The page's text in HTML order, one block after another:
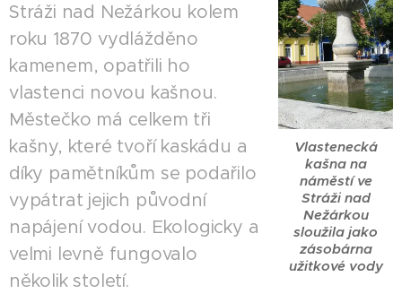
Vlastenecká
kašna na
náměstí ve
Stráži nad
Nežárkou
sloužila jako
zásobárna
užitkové vody
Stráži nad Nežárkou kolem
roku 1870 vydlážděno
kamenem, opatřili ho
vlastenci novou kašnou.
Městečko má celkem tři
kašny, které tvoří kaskádu a
díky pamětníkům se podařilo
vypátrat jejich původní
napájení vodou. Ekologicky a
velmi levně fungovalo
několik století.